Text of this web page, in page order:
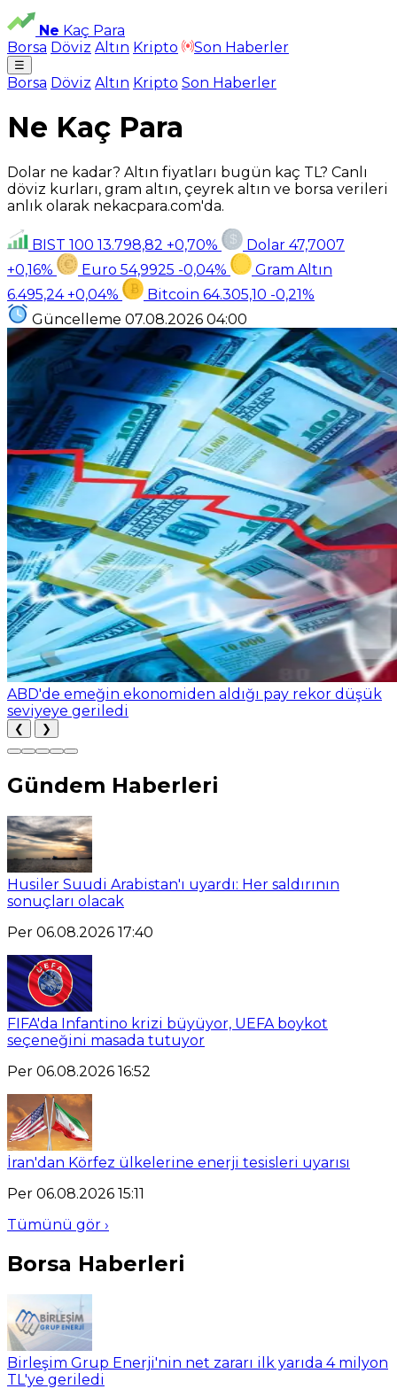
Ne Kaç Para
Borsa Döviz Altın Kripto Son Haberler
☰
Borsa Döviz Altın Kripto Son Haberler
Ne Kaç Para
Dolar ne kadar? Altın fiyatları bugün kaç TL? Canlı
döviz kurları, gram altın, çeyrek altın ve borsa verileri
anlık olarak nekacpara.com'da.
BIST 100 13.798,82 +0,70% Dolar 47,7007
+0,16%
Euro 54,9925 -0,04%
Gram Altın
6.495,24 +0,04% Bitcoin 64.305,10 -0,21%
Güncelleme 07.08.2026 04:00
ABD'de emeğin ekonomiden aldığı pay rekor düşük
seviyeye geriledi
❮ ❯
Gündem Haberleri
Husiler Suudi Arabistan'ı uyardı: Her saldırının
sonuçları olacak
Per 06.08.2026 17:40
FIFA'da Infantino krizi büyüyor, UEFA boykot
seçeneğini masada tutuyor
Per 06.08.2026 16:52
İran'dan Körfez ülkelerine enerji tesisleri uyarısı
Per 06.08.2026 15:11
Tümünü gör ›
Borsa Haberleri
Birleşim Grup Enerji'nin net zararı ilk yarıda 4 milyon
TL'ye geriledi